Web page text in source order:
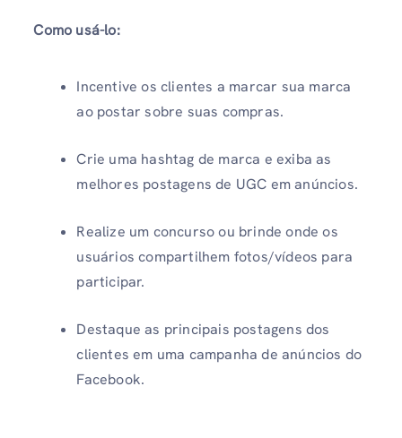
Como usá-lo:
Incentive os clientes a marcar sua marca
ao postar sobre suas compras.
Crie uma hashtag de marca e exiba as
melhores postagens de UGC em anúncios.
Realize um concurso ou brinde onde os
usuários compartilhem fotos/vídeos para
participar.
Destaque as principais postagens dos
clientes em uma campanha de anúncios do
Facebook.